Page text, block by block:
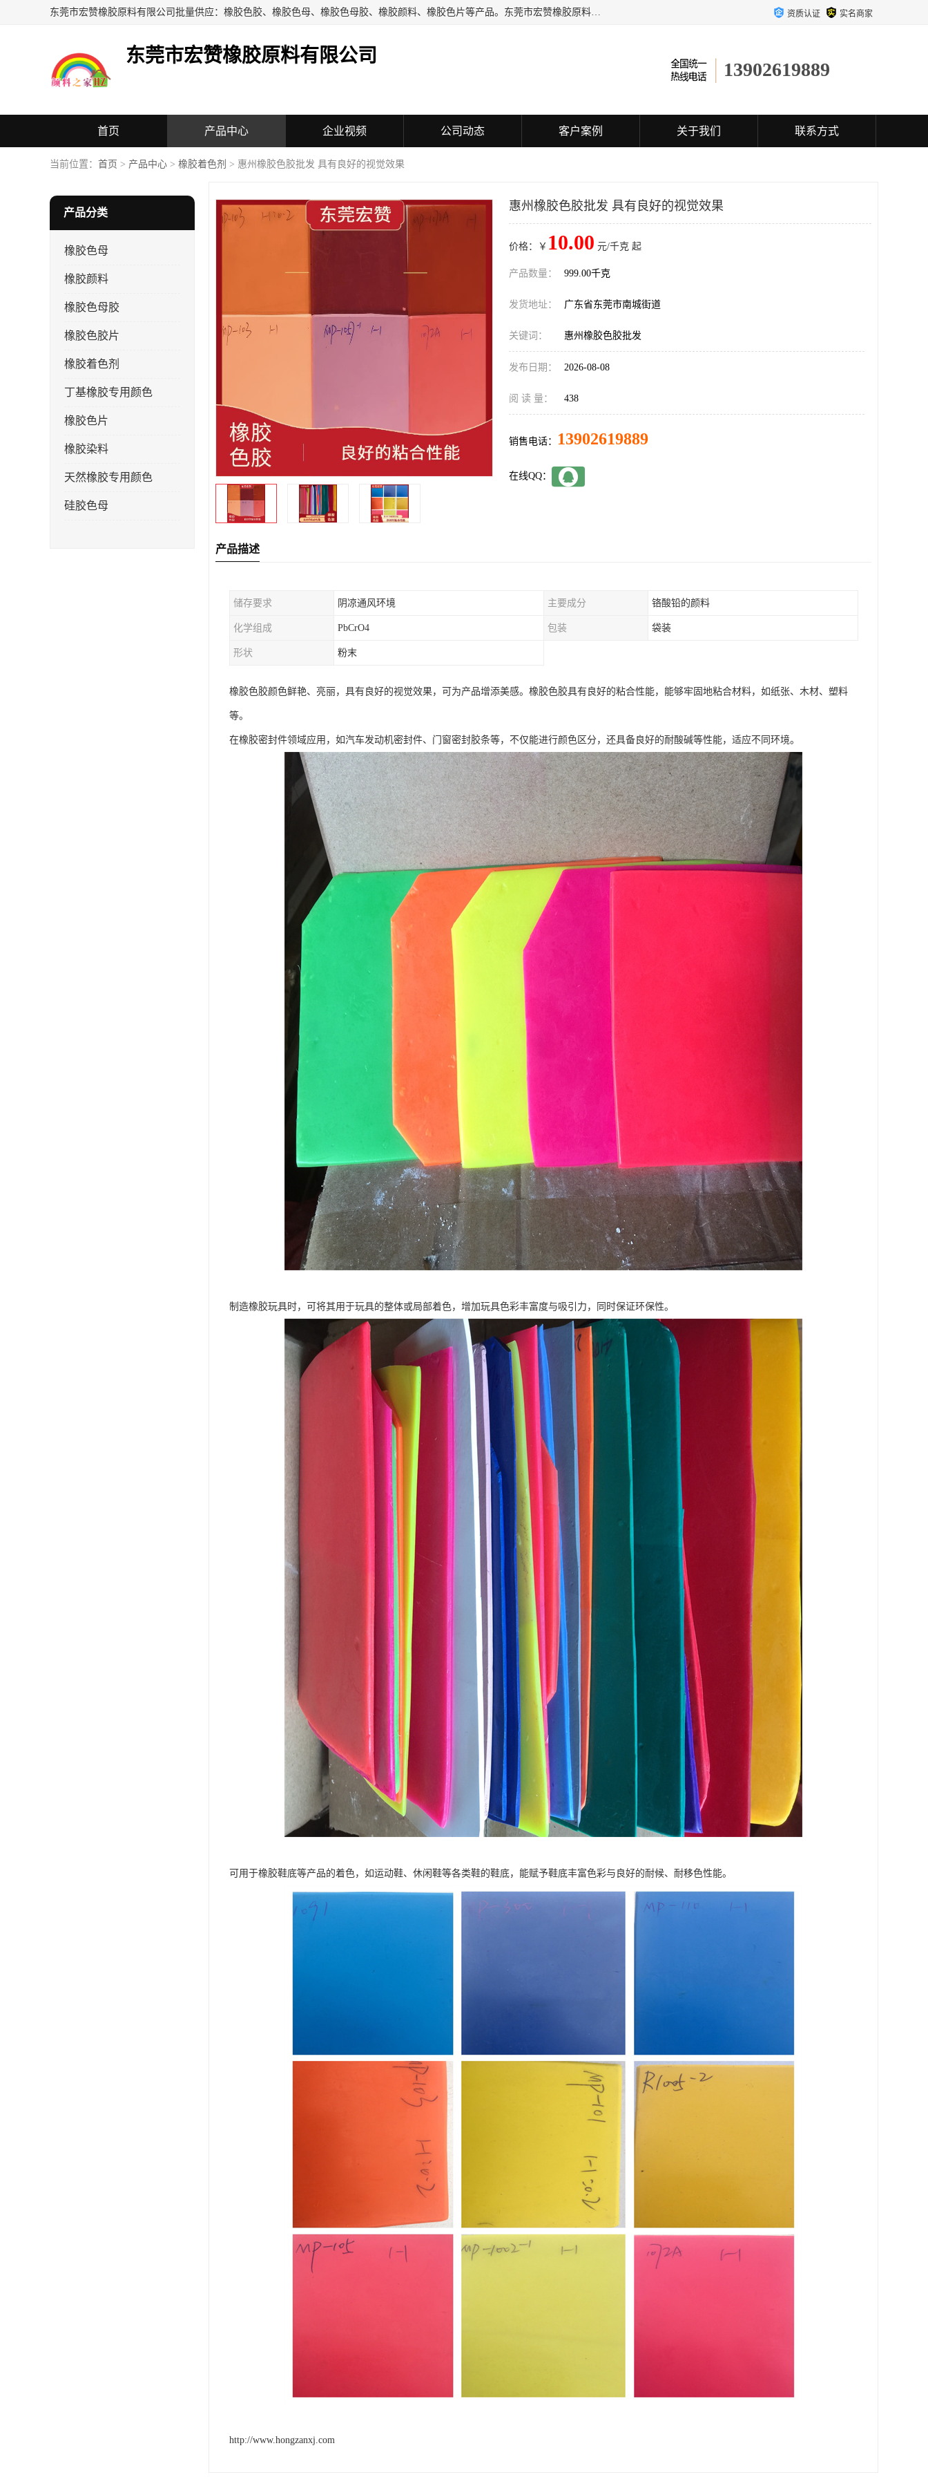
东莞市宏赞橡胶原料有限公司批量供应：橡胶色胶、橡胶色母、橡胶色母胶、橡胶颜料、橡胶色片等产品。东莞市宏赞橡胶原料有限公司经营已经十五年的历史，目前的客户群广达东南亚各国，也是目前橡胶制造密集度高的中国大陆橡胶制品工厂使用多，市场占有率高的色胶专业生产工厂。 资质认证 实名商家
东莞市宏赞橡胶原料有限公司
13902619889
首页 产品中心 企业视频 公司动态 客户案例 关于我们 联系方式
当前位置： 首页 > 产品中心 > 橡胶着色剂 > 惠州橡胶色胶批发 具有良好的视觉效果
产品分类
橡胶色母
橡胶颜料
橡胶色母胶
橡胶色胶片
橡胶着色剂
丁基橡胶专用颜色
橡胶色片
橡胶染料
天然橡胶专用颜色
硅胶色母
惠州橡胶色胶批发 具有良好的视觉效果
价格：￥ 10.00 元/千克 起
产品数量： 999.00千克
发货地址： 广东省东莞市南城街道
关键词： 惠州橡胶色胶批发
发布日期： 2026-08-08
阅 读 量： 438
销售电话： 13902619889
在线QQ：
产品描述
储存要求 阴凉通风环境 主要成分 铬酸铅的颜料
化学组成 PbCrO4 包装 袋装
形状 粉末
橡胶色胶颜色鲜艳、亮丽，具有良好的视觉效果，可为产品增添美感。橡胶色胶具有良好的粘合性能，能够牢固地粘合材料，如纸张、木材、塑料
等。
在橡胶密封件领域应用，如汽车发动机密封件、门窗密封胶条等，不仅能进行颜色区分，还具备良好的耐酸碱等性能，适应不同环境。
制造橡胶玩具时，可将其用于玩具的整体或局部着色，增加玩具色彩丰富度与吸引力，同时保证环保性。
可用于橡胶鞋底等产品的着色，如运动鞋、休闲鞋等各类鞋的鞋底，能赋予鞋底丰富色彩与良好的耐候、耐移色性能。
http://www.hongzanxj.com